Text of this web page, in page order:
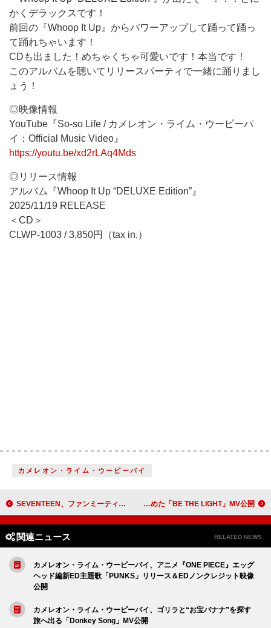
かくデラックスです！
前回の『Whoop It Up』からパワーアップして踊って踊っ
て踊れちゃいます！
CDも出ました！めちゃくちゃ可愛いです！本当です！
このアルバムを聴いてリリースパーティで一緒に踊りまし
ょう！
◎映像情報
YouTube『So-so Life / カメレオン・ライム・ウーピーパ
イ：Official Music Video』
https://youtu.be/xd2rLAq4Mds
◎リリース情報
アルバム『Whoop It Up “DELUXE Edition”』
2025/11/19 RELEASE
＜CD＞
CLWP-1003 / 3,850円（tax in.）
カメレオン・ライム・ウーピーパイ
SEVENTEEN、ファンミーティング【HOLIDAY】映像作品化 氷川きよし、“これからも歌で光を”という想いを込めた「BE THE LIGHT」MV公開
関連ニュース RELATED NEWS
カメレオン・ライム・ウーピーパイ、アニメ『ONE PIECE』エッグ
ヘッド編新ED主題歌「PUNKS」リリース＆EDノンクレジット映像
公開
カメレオン・ライム・ウーピーパイ、ゴリラと“お宝バナナ”を探す
旅へ出る「Donkey Song」MV公開